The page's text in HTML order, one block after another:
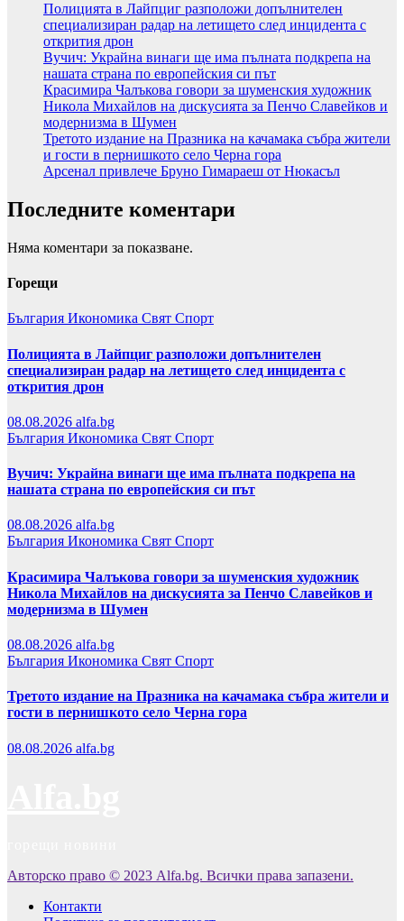
Полицията в Лайпциг разположи допълнителен
специализиран радар на летището след инцидента с
открития дрон
Вучич: Украйна винаги ще има пълната подкрепа на
нашата страна по европейския си път
Красимира Чалъкова говори за шуменския художник
Никола Михайлов на дискусията за Пенчо Славейков и
модернизма в Шумен
Третото издание на Празника на качамака събра жители
и гости в пернишкото село Черна гора
Арсенал привлече Бруно Гимараеш от Нюкасъл
Последните коментари
Няма коментари за показване.
Горещи
България Икономика Свят Спорт
Полицията в Лайпциг разположи допълнителен
специализиран радар на летището след инцидента с
открития дрон
08.08.2026 alfa.bg
България Икономика Свят Спорт
Вучич: Украйна винаги ще има пълната подкрепа на
нашата страна по европейския си път
08.08.2026 alfa.bg
България Икономика Свят Спорт
Красимира Чалъкова говори за шуменския художник
Никола Михайлов на дискусията за Пенчо Славейков и
модернизма в Шумен
08.08.2026 alfa.bg
България Икономика Свят Спорт
Третото издание на Празника на качамака събра жители и
гости в пернишкото село Черна гора
08.08.2026 alfa.bg
Авторско право © 2023 Alfa.bg. Всички права запазени.
Контакти